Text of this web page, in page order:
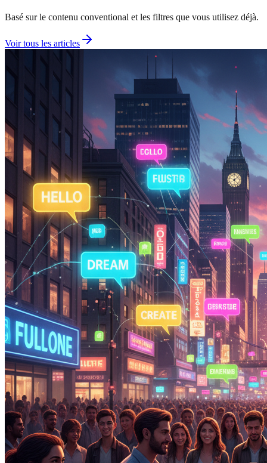
Basé sur le contenu conventional et les filtres que vous utilisez déjà.
Voir tous les articles